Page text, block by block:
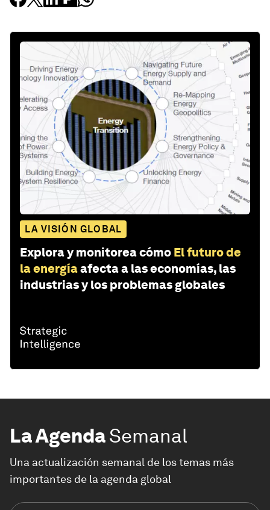
LA VISIÓN GLOBAL
Explora y monitorea cómo El futuro de
la energíaafecta a las economías, las
industrias y los problemas globales
La AgendaSemanal
Una actualización semanal de los temas más
importantes de la agenda global